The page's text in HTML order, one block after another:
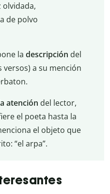
olvidada,
de polvo
la descripción del
a su mención
atención del lector,
el poeta hasta la
el objeto que
“el arpa”.